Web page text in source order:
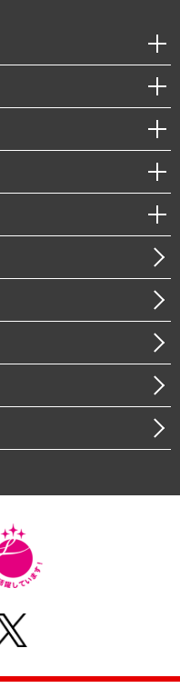
）・防災（政策）
シティ
ついて